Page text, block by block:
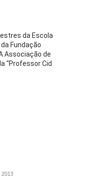
da Escola
Fundação
Associação de
“Professor Cid
2013